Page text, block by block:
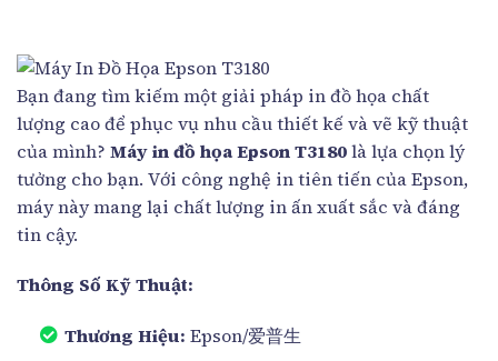
Bạn đang tìm kiếm một giải pháp in đồ họa chất
lượng cao để phục vụ nhu cầu thiết kế và vẽ kỹ thuật
của mình? Máy in đồ họa Epson T3180là lựa chọn lý
tưởng cho bạn. Với công nghệ in tiên tiến của Epson,
máy này mang lại chất lượng in ấn xuất sắc và đáng
tin cậy.
Thông Số Kỹ Thuật:
Thương Hiệu: Epson/爱普生